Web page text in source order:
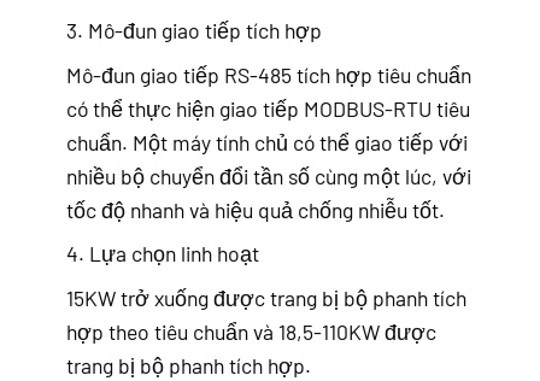
3. Mô-đun giao tiếp tích hợp
Mô-đun giao tiếp RS-485 tích hợp tiêu chuẩn
có thể thực hiện giao tiếp MODBUS-RTU tiêu
chuẩn. Một máy tính chủ có thể giao tiếp với
nhiều bộ chuyển đổi tần số cùng một lúc, với
tốc độ nhanh và hiệu quả chống nhiễu tốt.
4. Lựa chọn linh hoạt
15KW trở xuống được trang bị bộ phanh tích
hợp theo tiêu chuẩn và 18,5-110KW được
trang bị bộ phanh tích hợp.